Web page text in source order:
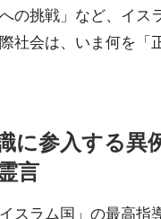
の挑戦」など、イス
社会は、いま何を「
に参入する異
言
スラム国」の最高指